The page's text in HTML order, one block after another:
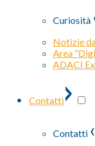
Curiosità
Notizie
Area
ADACI
Contatti›
Contatti